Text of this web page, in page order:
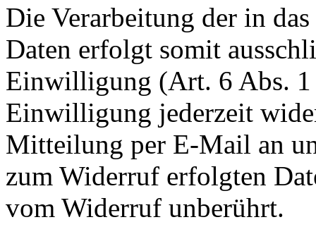
Die Verarbeitung der in
Daten erfolgt somit
Einwilligung (Art. 6 Abs. 1
Einwilligung jederzeit
Mitteilung per E-Mail an
zum Widerruf erfolgten
vom Widerruf unberührt.